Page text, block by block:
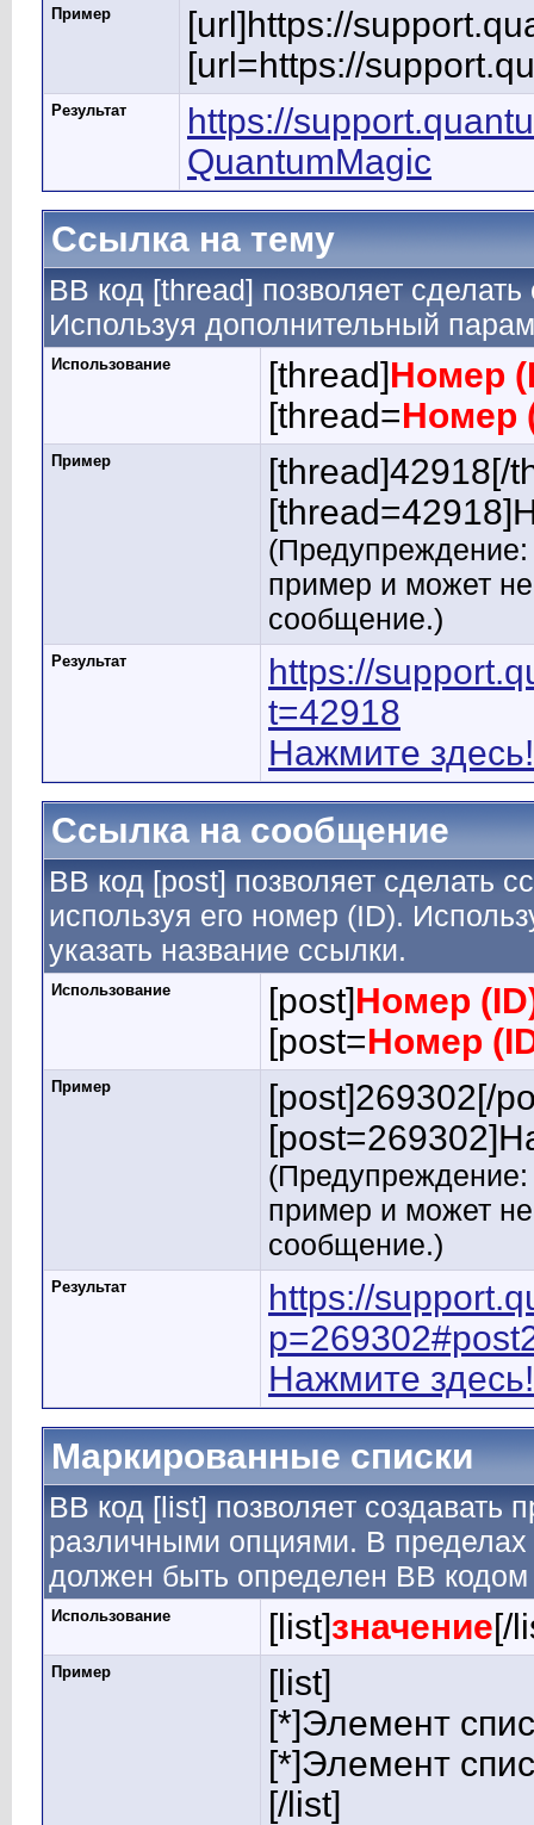
Пример
[url]https://
[url=https://
Результат
https://
QuantumMagic
Ссылка на тему
BB код [thread] позволяет
Используя дополнительный
Использование [thread]Номер
[thread=Номер
Пример
[thread]42918[/
пример и может
сообщение.)
Результат
https://
t=42918
Нажмите здесь!
Ссылка на сообщение
BB код [post] позволяет сделать
используя его номер (ID).
указать название ссылки.
Использование [post]Номер
[post=Номер
Пример
[post]269302[/
пример и может
сообщение.)
Результат
https://
Нажмите здесь!
Маркированные списки
BB код [list] позволяет создавать
различными опциями. В
должен быть определен BB
Использование [list]значение[/
Пример
[list]
[*]Элемент
[*]Элемент
[/list]